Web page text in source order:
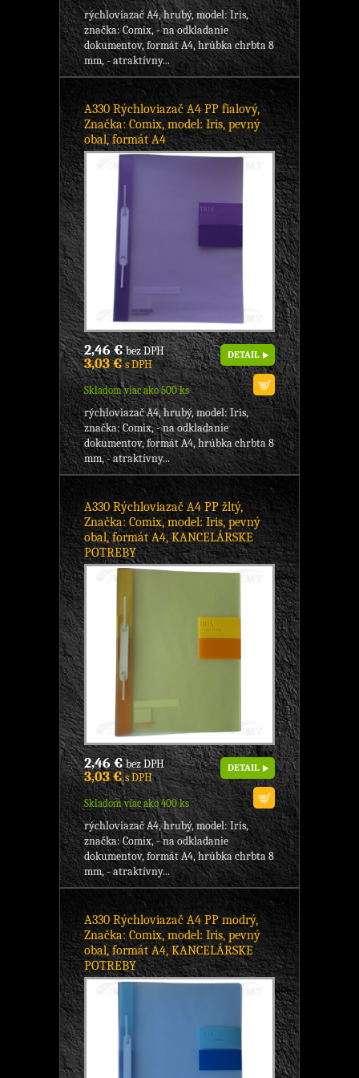
rýchloviazač A4, hrubý, model: Iris,
značka: Comix, - na odkladanie
dokumentov, formát A4, hrúbka chrbta 8
mm, - atraktívny...
A330 Rýchloviazač A4 PP fialový,
Značka: Comix, model: Iris, pevný
obal, formát A4
2,46 €bez DPH
3,03 €s DPH
Skladom viac ako 500 ks
DETAIL
rýchloviazač A4, hrubý, model: Iris,
značka: Comix, - na odkladanie
dokumentov, formát A4, hrúbka chrbta 8
mm, - atraktívny...
A330 Rýchloviazač A4 PP žltý,
Značka: Comix, model: Iris, pevný
obal, formát A4, KANCELÁRSKE
POTREBY
2,46 €bez DPH
3,03 €s DPH
Skladom viac ako 400 ks
DETAIL
rýchloviazač A4, hrubý, model: Iris,
značka: Comix, - na odkladanie
dokumentov, formát A4, hrúbka chrbta 8
mm, - atraktívny...
A330 Rýchloviazač A4 PP modrý,
Značka: Comix, model: Iris, pevný
obal, formát A4, KANCELÁRSKE
POTREBY